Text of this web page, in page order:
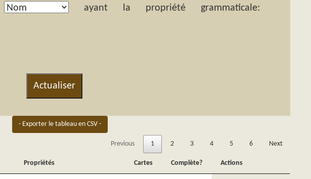
ayant la propriété grammaticale:
Actualiser
- Exporter le tableau en CSV -
Previous 1 2 3 4 5 6 Next
Propriétés Cartes Complète? Actions